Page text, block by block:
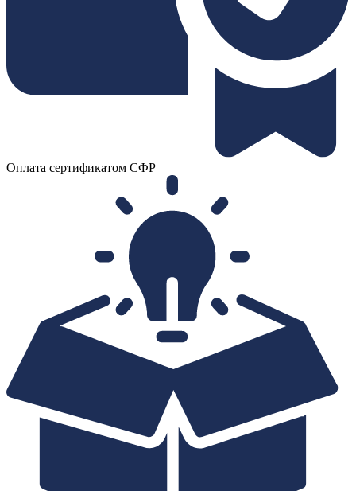
Оплата сертификатом СФР